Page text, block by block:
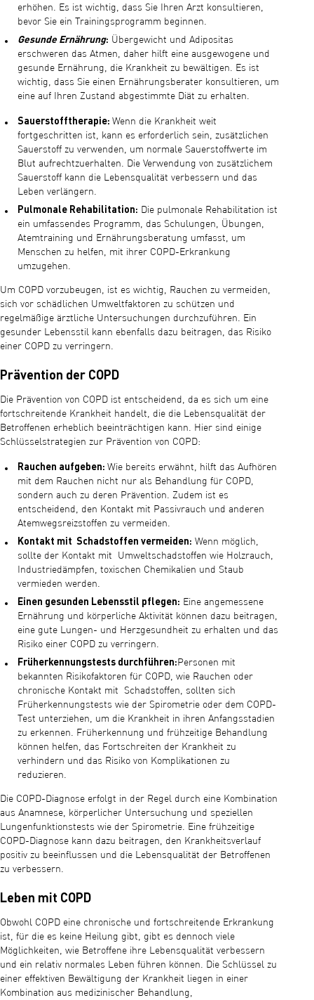
erhöhen. Es ist wichtig, dass Sie Ihren Arzt konsultieren,
bevor Sie ein Trainingsprogramm beginnen.
Gesunde Ernährung: Übergewicht und Adipositas
erschweren das Atmen, daher hilft eine ausgewogene und
gesunde Ernährung, die Krankheit zu bewältigen. Es ist
wichtig, dass Sie einen Ernährungsberater konsultieren, um
eine auf Ihren Zustand abgestimmte Diät zu erhalten.
Sauerstofftherapie: Wenn die Krankheit weit
fortgeschritten ist, kann es erforderlich sein, zusätzlichen
Sauerstoff zu verwenden, um normale Sauerstoffwerte im
Blut aufrechtzuerhalten. Die Verwendung von zusätzlichem
Sauerstoff kann die Lebensqualität verbessern und das
Leben verlängern.
Pulmonale Rehabilitation: Die pulmonale Rehabilitation ist
ein umfassendes Programm, das Schulungen, Übungen,
Atemtraining und Ernährungsberatung umfasst, um
Menschen zu helfen, mit ihrer COPD-Erkrankung
umzugehen.
Um COPD vorzubeugen, ist es wichtig, Rauchen zu vermeiden,
sich vor schädlichen Umweltfaktoren zu schützen und
regelmäßige ärztliche Untersuchungen durchzuführen. Ein
gesunder Lebensstil kann ebenfalls dazu beitragen, das Risiko
einer COPD zu verringern.
Prävention der COPD
Die Prävention von COPD ist entscheidend, da es sich um eine
fortschreitende Krankheit handelt, die die Lebensqualität der
Betroffenen erheblich beeinträchtigen kann. Hier sind einige
Schlüsselstrategien zur Prävention von COPD:
Rauchen aufgeben: Wie bereits erwähnt, hilft das Aufhören
mit dem Rauchen nicht nur als Behandlung für COPD,
sondern auch zu deren Prävention. Zudem ist es
entscheidend, den Kontakt mit Passivrauch und anderen
Atemwegsreizstoffen zu vermeiden.
Kontakt mit Schadstoffen vermeiden: Wenn möglich,
sollte der Kontakt mit Umweltschadstoffen wie Holzrauch,
Industriedämpfen, toxischen Chemikalien und Staub
vermieden werden.
Einen gesunden Lebensstil pflegen: Eine angemessene
Ernährung und körperliche Aktivität können dazu beitragen,
eine gute Lungen- und Herzgesundheit zu erhalten und das
Risiko einer COPD zu verringern.
Früherkennungstests durchführen: Personen mit
bekannten Risikofaktoren für COPD, wie Rauchen oder
chronische Kontakt mit Schadstoffen, sollten sich
Früherkennungstests wie der Spirometrie oder dem COPD-
Test unterziehen, um die Krankheit in ihren Anfangsstadien
zu erkennen. Früherkennung und frühzeitige Behandlung
können helfen, das Fortschreiten der Krankheit zu
verhindern und das Risiko von Komplikationen zu
reduzieren.
Die COPD-Diagnose erfolgt in der Regel durch eine Kombination
aus Anamnese, körperlicher Untersuchung und speziellen
Lungenfunktionstests wie der Spirometrie. Eine frühzeitige
COPD-Diagnose kann dazu beitragen, den Krankheitsverlauf
positiv zu beeinflussen und die Lebensqualität der Betroffenen
zu verbessern.
Leben mit COPD
Obwohl COPD eine chronische und fortschreitende Erkrankung
ist, für die es keine Heilung gibt, gibt es dennoch viele
Möglichkeiten, wie Betroffene ihre Lebensqualität verbessern
und ein relativ normales Leben führen können. Die Schlüssel zu
einer effektiven Bewältigung der Krankheit liegen in einer
Kombination aus medizinischer Behandlung,